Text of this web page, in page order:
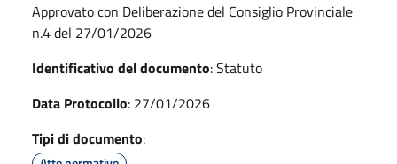
Approvato con Deliberazione del Consiglio Provinciale
n.4 del 27/01/2026
Identificativo del documento: Statuto
Data Protocollo: 27/01/2026
Tipi di documento: